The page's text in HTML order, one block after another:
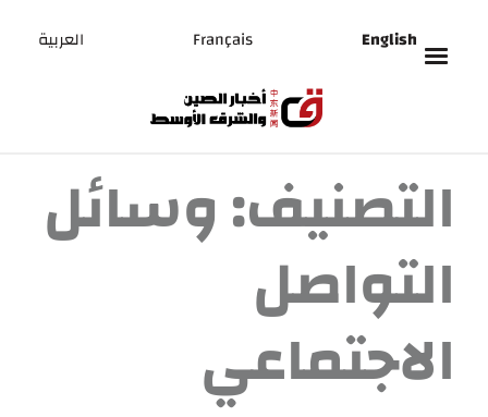
English
Français العربية
التصنيف:وسائل
التواصل
الاجتماعي